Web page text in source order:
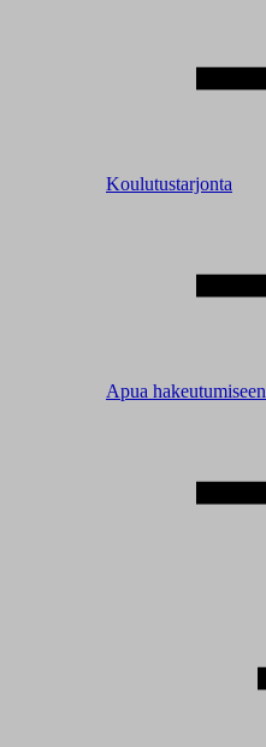
Koulutustarjonta
Apua hakeutumiseen